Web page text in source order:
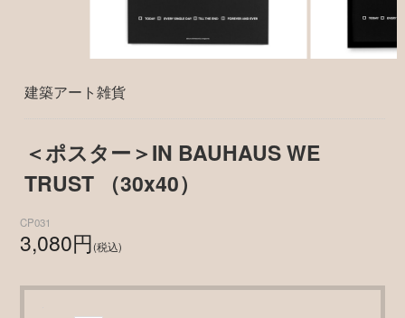
建築アート雑貨
＜ポスター＞IN BAUHAUS WE
TRUST （30x40）
CP031
3,080円(税込)